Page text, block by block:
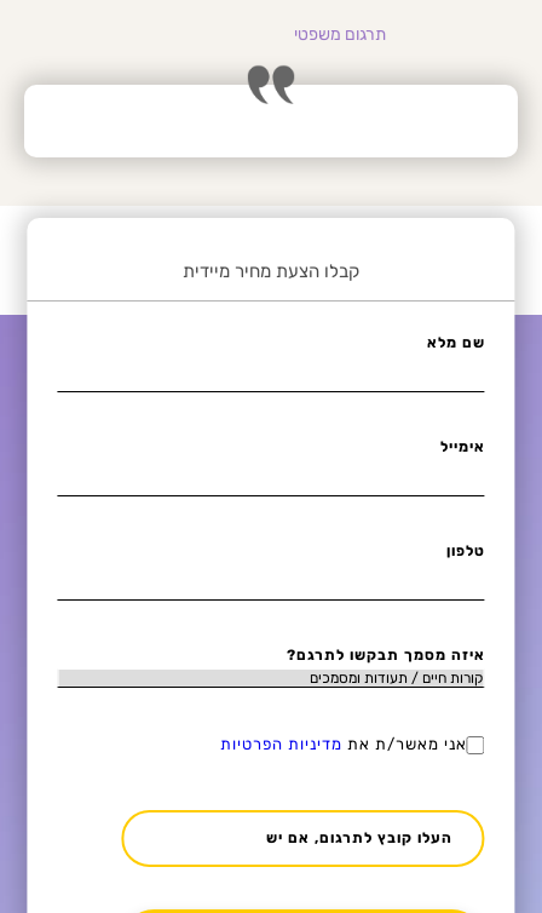
תרגום משפטי
קבלו הצעת מחיר מיידית
שם מלא
אימייל
טלפון
איזה מסמך תבקשו לתרגם?
אני מאשר/ת את מדיניות הפרטיות
העלו קובץ לתרגום, אם יש